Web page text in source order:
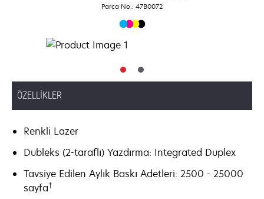
Parça No.: 47B0072
ÖZELLIKLER
Renkli Lazer
Dubleks (2-taraflı) Yazdırma: Integrated Duplex
Tavsiye Edilen Aylık Baskı Adetleri: 2500 - 25000
sayfa†